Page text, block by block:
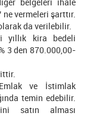
vermeleri şarttır.
da verilebilir.
kira bedeli
3 den 870.000,00-
ve İstimlak
temin edebilir.
satın alması